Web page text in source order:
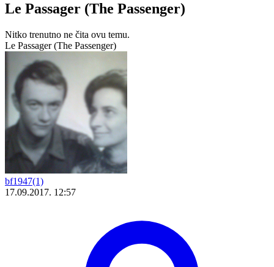
Le Passager (The Passenger)
Nitko trenutno ne čita ovu temu.
Le Passager (The Passenger)
bf1947(1)
17.09.2017. 12:57